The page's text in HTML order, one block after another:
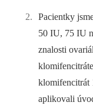
Pacientky
50 IU, 75 IU
znalosti
klomifencitrát
aplikovali